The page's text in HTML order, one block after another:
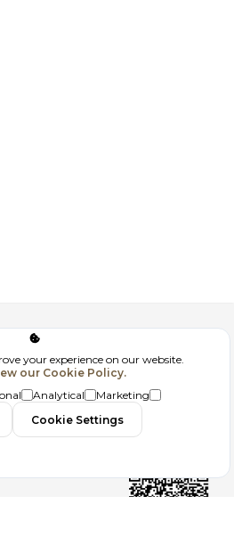
Corporate
GDPR
Contact
your experience on our website.
our Cookie Policy.
Analytical
Marketing
Cookie Settings